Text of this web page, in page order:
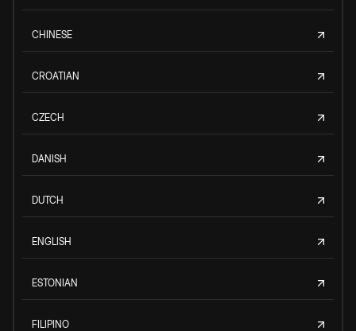
CHINESE
CROATIAN
CZECH
DANISH
DUTCH
ENGLISH
ESTONIAN
FILIPINO